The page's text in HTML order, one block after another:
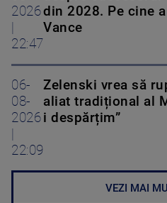
2026
22:47
din 2028. Pe cine
Vance
06-
08-
2026
22:09
Zelenski vrea să
aliat tradițional al
i despărțim”
VEZI MAI